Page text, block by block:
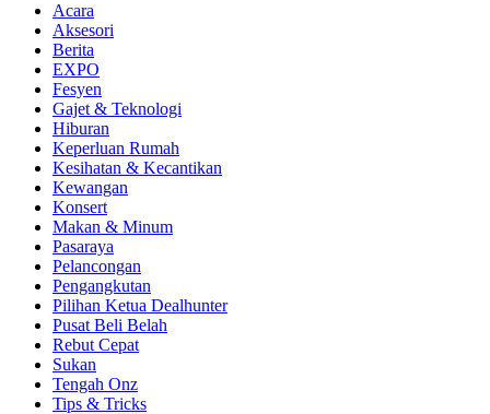
Acara
Aksesori
Berita
EXPO
Fesyen
Gajet & Teknologi
Hiburan
Keperluan Rumah
Kesihatan & Kecantikan
Kewangan
Konsert
Makan & Minum
Pasaraya
Pelancongan
Pengangkutan
Pilihan Ketua Dealhunter
Pusat Beli Belah
Rebut Cepat
Sukan
Tengah Onz
Tips & Tricks